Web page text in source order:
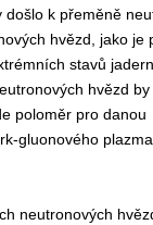
k přeměně
hvězd, jako je
stavů
hvězd by
poloměr pro danou
gluonového
neutronových